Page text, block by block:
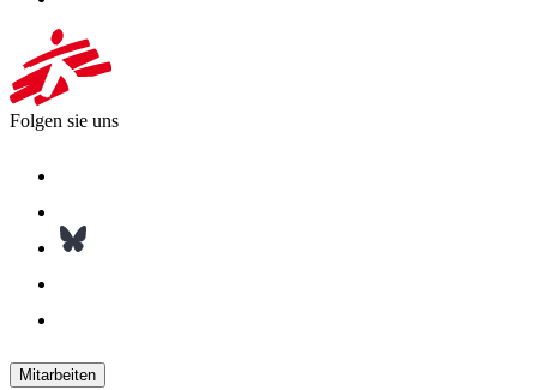
Folgen sie uns
Mitarbeiten